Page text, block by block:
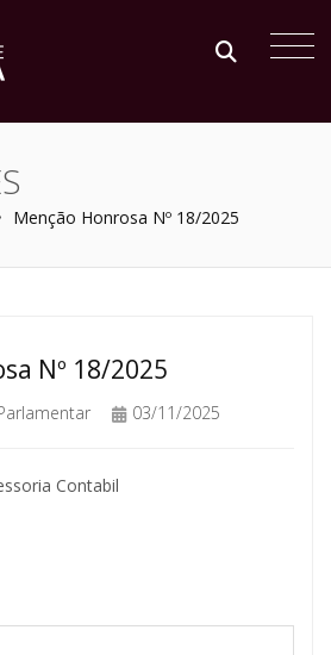
Menção Honrosa Nº 18/2025
Nº 18/2025
03/11/2025
Contabil